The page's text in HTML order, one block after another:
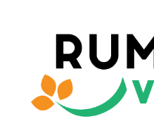
Envío gratis por compras sobre
PuriPop - Cabritas sin gluten sabor